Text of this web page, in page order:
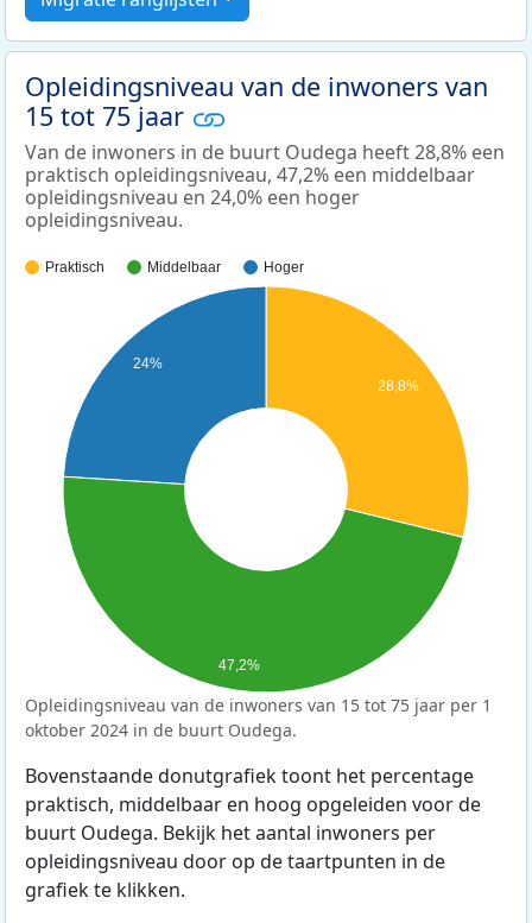
Opleidingsniveau van de inwoners van
15 tot 75 jaar
Van de inwoners in de buurt Oudega heeft 28,8% een
praktisch opleidingsniveau, 47,2% een middelbaar
opleidingsniveau en 24,0% een hoger
opleidingsniveau.
Praktisch Middelbaar Hoger
28,8%
24%
47,2%
Opleidingsniveau van de inwoners van 15 tot 75 jaar per 1
oktober 2024 in de buurt Oudega.
Bovenstaande donutgrafiek toont het percentage
praktisch, middelbaar en hoog opgeleiden voor de
buurt Oudega. Bekijk het aantal inwoners per
opleidingsniveau door op de taartpunten in de
grafiek te klikken.